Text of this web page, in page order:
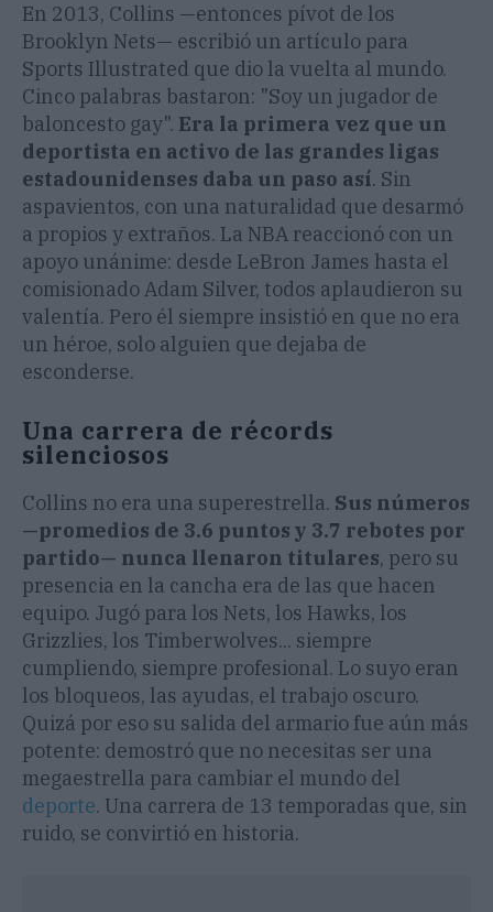
En 2013, Collins —entonces pívot de los
Brooklyn Nets— escribió un artículo para
Sports Illustrated que dio la vuelta al mundo.
Cinco palabras bastaron: "Soy un jugador de
baloncesto gay". Era la primera vez que un
deportista en activo de las grandes ligas
estadounidenses daba un paso así. Sin
aspavientos, con una naturalidad que desarmó
a propios y extraños. La NBA reaccionó con un
apoyo unánime: desde LeBron James hasta el
comisionado Adam Silver, todos aplaudieron su
valentía. Pero él siempre insistió en que no era
un héroe, solo alguien que dejaba de
esconderse.
Una carrera de récords
silenciosos
Collins no era una superestrella. Sus números
—promedios de 3.6 puntos y 3.7 rebotes por
partido— nunca llenaron titulares, pero su
presencia en la cancha era de las que hacen
equipo. Jugó para los Nets, los Hawks, los
Grizzlies, los Timberwolves... siempre
cumpliendo, siempre profesional. Lo suyo eran
los bloqueos, las ayudas, el trabajo oscuro.
Quizá por eso su salida del armario fue aún más
potente: demostró que no necesitas ser una
megaestrella para cambiar el mundo del
deporte. Una carrera de 13 temporadas que, sin
ruido, se convirtió en historia.